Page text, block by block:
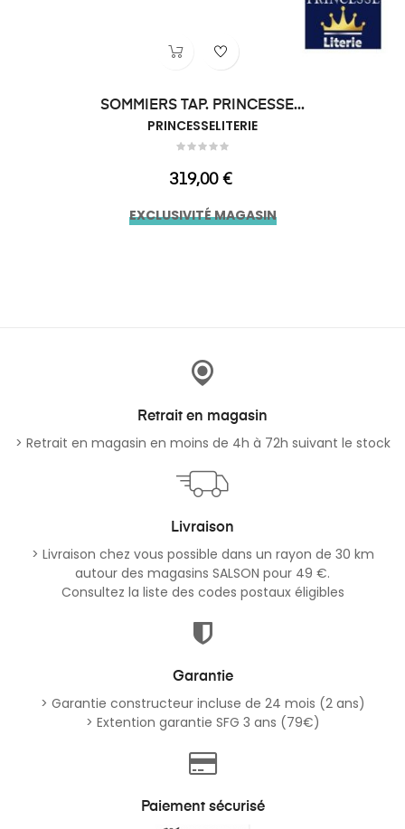
SOMMIERS TAP. PRINCESSE...
PRINCESSELITERIE
Prix
319,00 €
EXCLUSIVITÉ MAGASIN
Retrait en magasin
> Retrait en magasin en moins de 4h à 72h suivant le stock
Livraison
> Livraison chez vous possible dans un rayon de 30 km
autour des magasins SALSON pour 49 €.
Consultez la liste des codes postaux éligibles
Garantie
> Garantie constructeur incluse de 24 mois (2 ans)
> Extention garantie SFG 3 ans (79€)
Paiement sécurisé